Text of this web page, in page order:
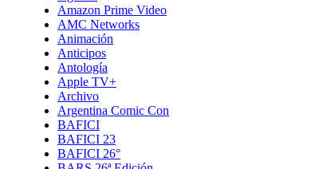
Amazon Prime Video
AMC Networks
Animación
Anticipos
Antología
Apple TV+
Archivo
Argentina Comic Con
BAFICI
BAFICI 23
BAFICI 26°